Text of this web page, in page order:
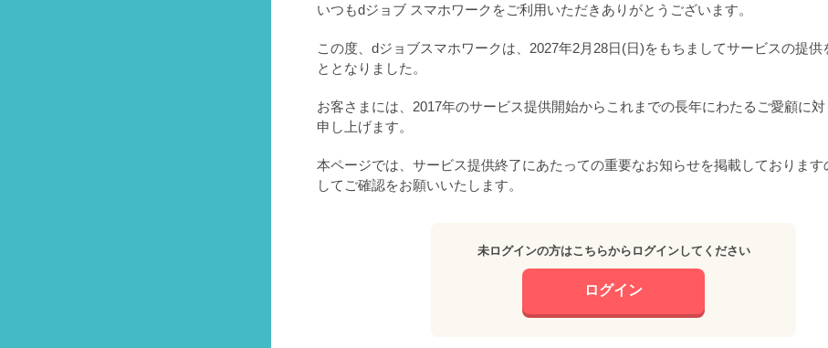
いつもdジョブ スマホワークをご利用いただきありがとうございます。
この度、dジョブスマホワークは、2027年2月28日(日)をもちましてサービスの提供
ととなりました。
お客さまには、2017年のサービス提供開始からこれまでの長年にわたるご愛顧に
申し上げます。
本ページでは、サービス提供終了にあたっての重要なお知らせを掲載しております
してご確認をお願いいたします。
未ログインの方はこちらからログインしてください
ログイン